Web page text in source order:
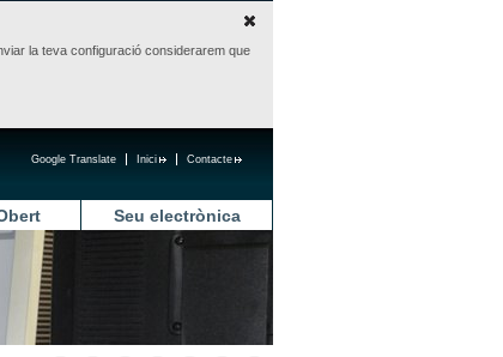
la teva configuració considerarem que
Contacte
Inici
Google Translate
Seu electrònica